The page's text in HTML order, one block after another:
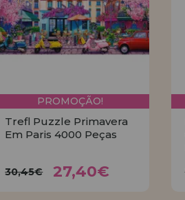
PROMOÇÃO!
Trefl Puzzle Primavera
Em Paris 4000 Peças
30,45€ 27,40€